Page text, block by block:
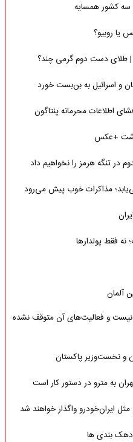
سه کشور همسایه
و اسرائیل به بن‌بست خورد
اطلاعات محرمانه پنتاگون
+عکس
در تنگه هرمز را نخواهیم داد
مذاکرات خوب پیش می‌رود
فقط پولدارها
آلمان
و فعالیت‌های آن متوقف نشده
و نخست‌وزیر پاکستان
به مترو در دستور کار است
ایران‌خودرو واگذار خواهند شد
و دهک بندی ها